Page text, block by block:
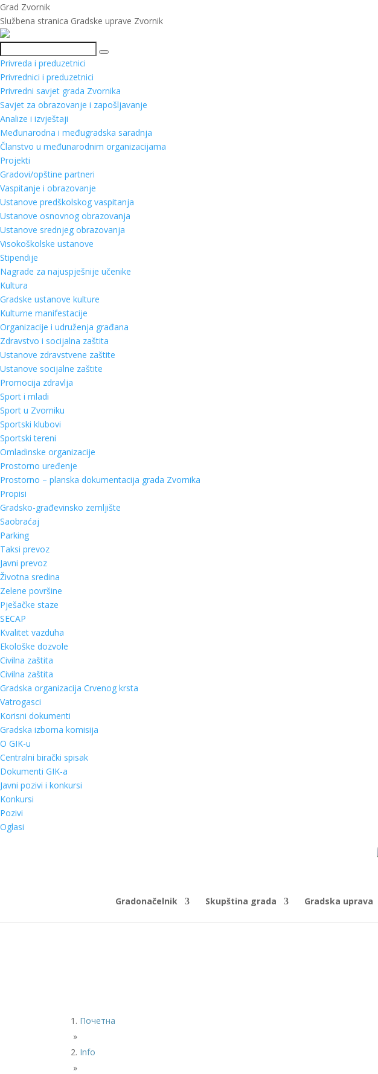
Grad Zvornik
Službena stranica Gradske uprave Zvornik
Pretraga
Privreda i preduzetnici
Privrednici i preduzetnici
Privredni savjet grada Zvornika
Savjet za obrazovanje i zapošljavanje
Analize i izvještaji
Međunarodna i međugradska saradnja
Članstvo u međunarodnim organizacijama
Projekti
Gradovi/opštine partneri
Vaspitanje i obrazovanje
Ustanove predškolskog vaspitanja
Ustanove osnovnog obrazovanja
Ustanove srednjeg obrazovanja
Visokoškolske ustanove
Stipendije
Nagrade za najuspješnije učenike
Kultura
Gradske ustanove kulture
Kulturne manifestacije
Organizacije i udruženja građana
Zdravstvo i socijalna zaštita
Ustanove zdravstvene zaštite
Ustanove socijalne zaštite
Promocija zdravlja
Sport i mladi
Sport u Zvorniku
Sportski klubovi
Sportski tereni
Omladinske organizacije
Prostorno uređenje
Prostorno – planska dokumentacija grada Zvornika
Propisi
Gradsko-građevinsko zemljište
Saobraćaj
Parking
Taksi prevoz
Javni prevoz
Životna sredina
Zelene površine
Pješačke staze
SECAP
Kvalitet vazduha
Ekološke dozvole
Civilna zaštita
Civilna zaštita
Gradska organizacija Crvenog krsta
Vatrogasci
Korisni dokumenti
Gradska izborna komisija
O GIK-u
Centralni birački spisak
Dokumenti GIK-a
Javni pozivi i konkursi
Konkursi
Pozivi
Oglasi
Gradonačelnik Skupština grada Gradska uprava
Почетна
»
Info
»